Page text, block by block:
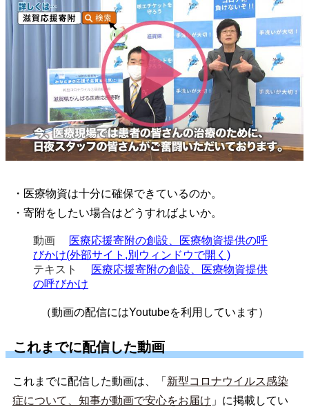
・医療物資は十分に確保できているのか。
・寄附をしたい場合はどうすればよいか。
動画
医療応援寄附の創設、医療物資提供の呼
びかけ(外部サイト,別ウィンドウで開く)
テキスト
医療応援寄附の創設、医療物資提供
の呼びかけ
（動画の配信にはYoutubeを利用しています）
これまでに配信した動画
これまでに配信した動画は、「 新型コロナウイルス感染
症について、知事が動画で安心をお届け 」に掲載してい